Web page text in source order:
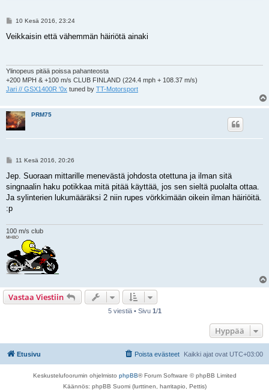
V
e
10 Kesä 2016, 23:24
Veikkaisin että vähemmän häiriötä ainaki
Ylinopeus pitää poissa pahanteosta
+200 MPH & +100 m/s CLUB FINLAND (224.4 mph + 108.37 m/s)
Jari // GSX1400R '0x tuned by TT-Motorsport
PRM75
V
e
s
t
i
11 Kesä 2016, 20:26
Jep. Suoraan mittarille menevästä johdosta otettuna ja ilman sitä
singnaalin haku potikkaa mitä pitää käyttää, jos sen sieltä puolalta ottaa.
Ja sylinterien lukumääräksi 2 niin rupes vörkkimään oikein ilman häiriöitä.
:p
100 m/s club
Vastaa Viestiin
5 viestiä • Sivu 1/1
Hyppää
Etusivu Kaikki ajat ovat UTC+03:00
Poista evästeet
Keskustelufoorumin ohjelmisto phpBB® Forum Software © phpBB Limited
Käännös: phpBB Suomi (lurttinen, harritapio, Pettis)